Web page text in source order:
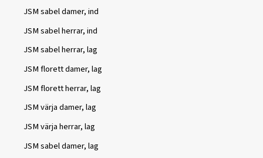
JSM sabel damer, ind
JSM sabel herrar, ind
JSM sabel herrar, lag
JSM florett damer, lag
JSM florett herrar, lag
JSM värja damer, lag
JSM värja herrar, lag
JSM sabel damer, lag